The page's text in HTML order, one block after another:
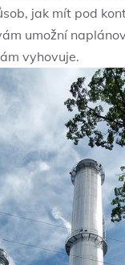
jak mít pod
umožní
vyhovuje.